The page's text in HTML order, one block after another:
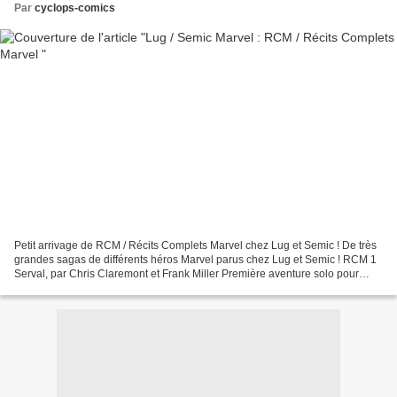
Par cyclops-comics
Petit arrivage de RCM / Récits Complets Marvel chez Lug et Semic ! De très
grandes sagas de différents héros Marvel parus chez Lug et Semic ! RCM 1
Serval, par Chris Claremont et Frank Miller Première aventure solo pour